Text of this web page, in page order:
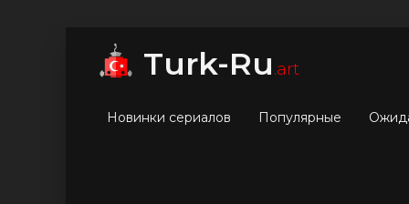
Turk-Ru.art
Новинки сериалов Популярные